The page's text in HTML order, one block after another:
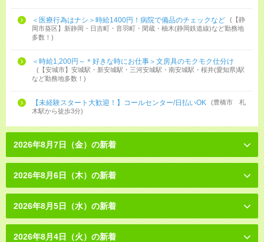
＜医療行為はナシ＞時給1400円！病院で備品のチェックなど
【静
岡市葵区】新静岡・日吉町・音羽町・閑蔵・柚木(静岡鉄道線)など勤務地
多数！
＜時給1,200円～＊好きな時にお仕事＞文房具のモクモク仕分け
【安城市】安城駅・新安城駅・三河安城駅・南安城駅・桜井(愛知県)駅
など勤務地多数！
【未経験スタート大歓迎！】コールセンター/日払いOK
豊橋市 札
木駅から徒歩3分
2026年8月7日（金）の新着
2026年8月6日（木）の新着
2026年8月5日（水）の新着
2026年8月4日（火）の新着